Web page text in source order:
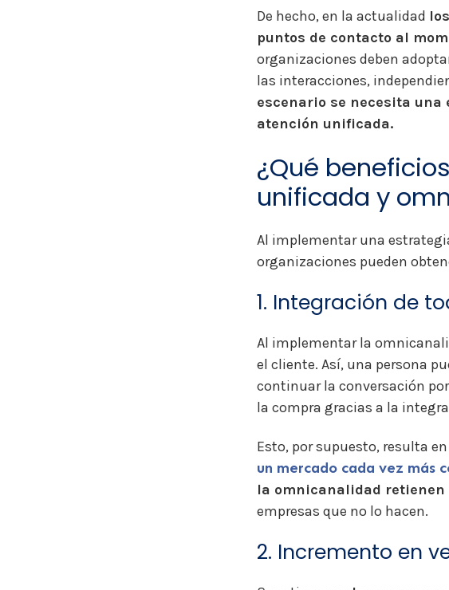
De hecho, en la actualidad
puntos de contacto al
organizaciones deben
las interacciones,
escenario se necesita
atención unificada.
¿Qué
unificada y
Al implementar una
organizaciones pueden
1. Integración de
Al implementar la
el cliente. Así, una persona
continuar la conversación
la compra gracias a la
Esto, por supuesto, resulta en
un mercado cada vez más
la omnicanalidad retienen
empresas que no lo hacen.
2. Incremento en